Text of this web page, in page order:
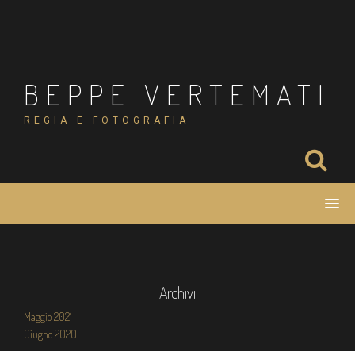
BEPPE VERTEMATI
REGIA E FOTOGRAFIA
Archivi
Maggio 2021
Giugno 2020